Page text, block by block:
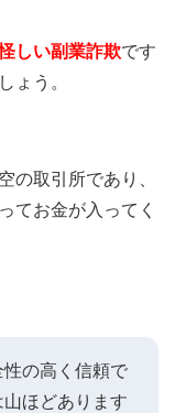
しい副業詐欺です
ょう。
の取引所であり、
てお金が入ってく
の高く信頼で
ほどあります